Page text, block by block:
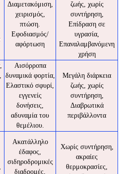
Διαμετακόμιση,
χειρισμός,
πτώση.
Εφοδιασμός/
αφόρτωση
ζωής, χωρίς
συντήρηση,
Επίδραση σε
υγρασία,
Επαναλαμβανόμενη
χρήση
Αισόρροπα
δυναμικά φορτία,
Ελαστικό σφυρί,
εγγενείς
δονήσεις,
αδυναμία του
θεμέλιου.
Μεγάλη διάρκεια
ζωής, χωρίς
συντήρηση,
Διαβρωτικά
περιβάλλοντα
Ακατάλληλο
έδαφος,
σιδηροδρομικές
διαδρομές,
Χωρίς συντήρηση,
ακραίες
θερμοκρασίες,